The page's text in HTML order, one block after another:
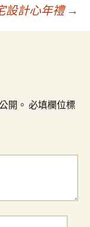
設計心年禮 →
開。 必填欄位標